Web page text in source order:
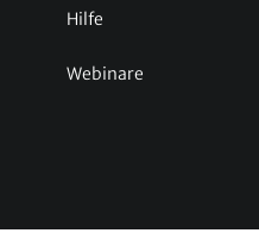
Hilfe
Webinare